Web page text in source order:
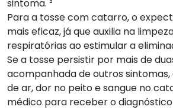
sintoma. ²
Para a tosse com catarro, o
mais eficaz, já que auxilia na
respiratórias ao estimular a
Se a tosse persistir por mais de
acompanhada de outros
de ar, dor no peito e sangue no
médico para receber o